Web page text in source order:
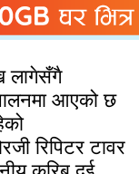
लागेसँगै
आएको छ
रिपिटर टावर